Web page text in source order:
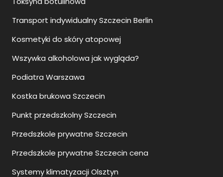
Transport indywidualny Szczecin Berlin
Kosmetyki do skóry atopowej
Wszywka alkoholowa jak wygląda?
Podiatra Warszawa
Kostka brukowa Szczecin
Punkt przedszkolny Szczecin
Przedszkole prywatne Szczecin
Przedszkole prywatne Szczecin cena
Systemy klimatyzacji Olsztyn